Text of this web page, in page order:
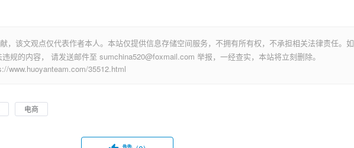
，该文观点仅代表作者本人。本站仅提供信息存储空间服务，不拥有所有权，不承担相关法律责任。如
规的内容， 请发送邮件至 sumchina520@foxmail.com 举报，一经查实，本站将立刻删除。
www.huoyanteam.com/35512.html
电商